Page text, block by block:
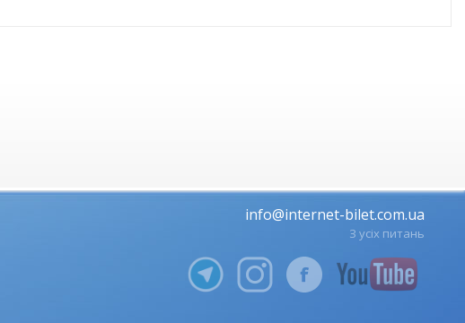
info@internet-bilet.com.ua
З усіх питань